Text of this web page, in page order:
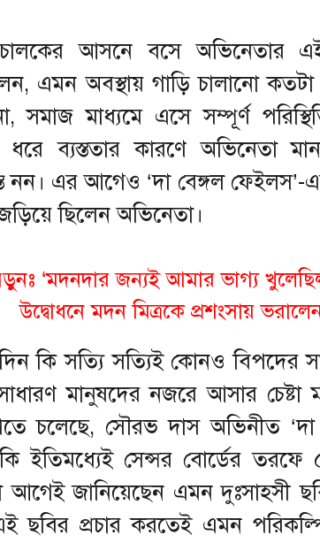
আসনে বসে অভিনেতার
এমন অবস্থায় গাড়ি চালানো
সমাজ মাধ্যমে এসে সম্পূর্ণ
ধরে ব্যস্ততার কারণে অভিনেতা
নন। এর আগেও ‘দা বেঙ্গল ফেইলস’-
ছিলেন অভিনেতা।
‘মদনদার জন্যই আমার ভাগ্য
উদ্বোধনে মদন মিত্রকে প্রশংসায়
কি সত্যি সত্যিই কোনও বিপদের
মানুষদের নজরে আসার চেষ্টা
চলেছে, সৌরভ দাস অভিনীত
ইতিমধ্যেই সেন্সর বোর্ডের তরফে
আগেই জানিয়েছেন এমন দুঃসাহসী
ছবির প্রচার করতেই এমন